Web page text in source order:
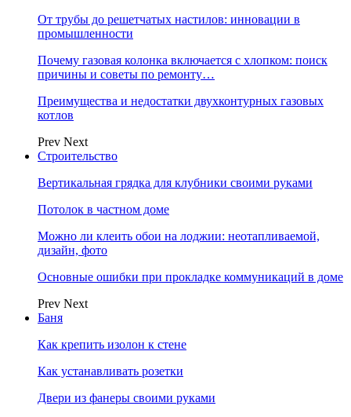
От трубы до решетчатых настилов: инновации в
промышленности
Почему газовая колонка включается с хлопком: поиск
причины и советы по ремонту…
Преимущества и недостатки двухконтурных газовых
котлов
Prev Next
Строительство
Вертикальная грядка для клубники своими руками
Потолок в частном доме
Можно ли клеить обои на лоджии: неотапливаемой,
дизайн, фото
Основные ошибки при прокладке коммуникаций в доме
Prev Next
Баня
Как крепить изолон к стене
Как устанавливать розетки
Двери из фанеры своими руками